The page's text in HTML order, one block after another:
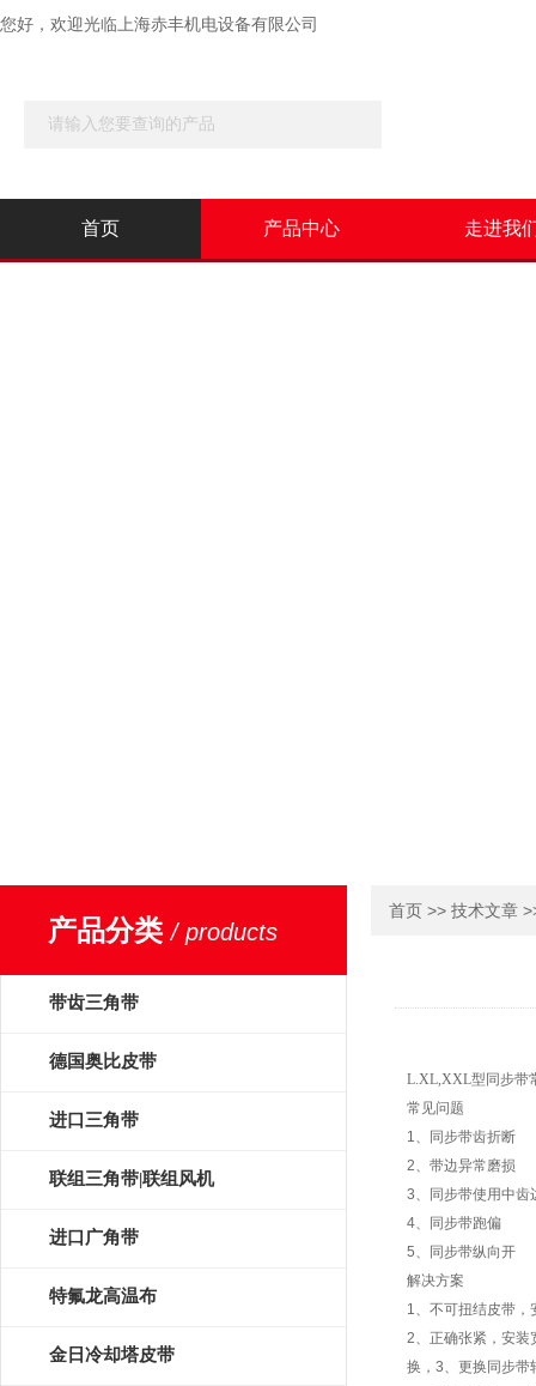
您好，欢迎光临上海赤丰机电设备有限公司
首页 产品中心 走进我
产品分类/ products
带齿三角带
德国奥比皮带
OPTIBELT
进口三角带
联组三角带|联组风机
皮带
进口广角带
特氟龙高温布
金日冷却塔皮带
首页 >> 技术文章
L.XL,XXL型同步带
常见问题
1、
同步带齿折断
2、带边异常磨损
3、同步带使用中齿
4、同步带跑偏
5、同步带纵向开
解决方案
1、不可扭结皮带，
2、正确张紧，安装
换，3、更换同步带